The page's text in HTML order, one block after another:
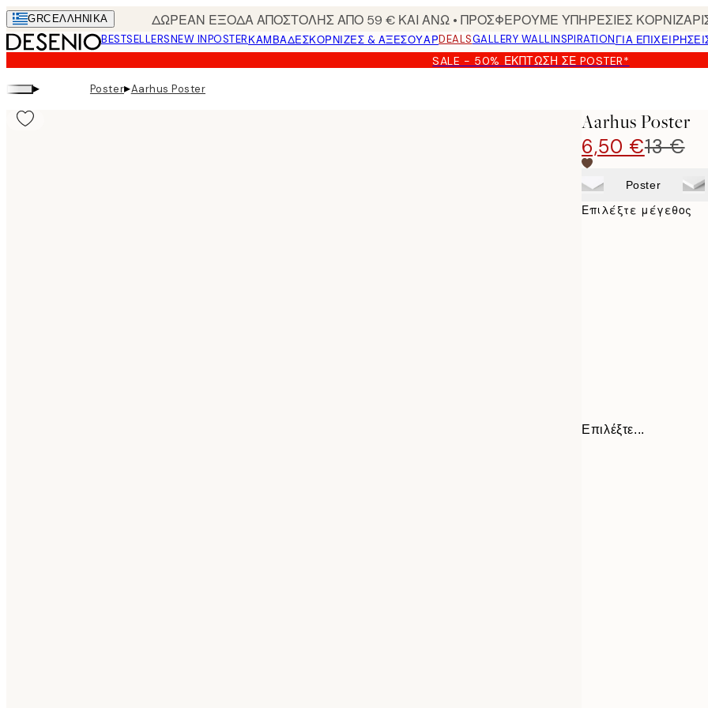
Skip
to
main
content.
GRC ΕΛΛΗΝΙΚΆ ΔΩΡΕΑΝ ΕΞΟΔΑ ΑΠΟΣΤΟΛΗΣ ΑΠΟ 59 € ΚΑΙ ΑΝΩ • ΠΡΟΣΦΕΡΟΥΜΕ ΥΠΗΡΕΣΙΕΣ
BESTSELLERSNEW INPOSTERΚΑΜΒΆΔΕΣΚΟΡΝΊΖΕΣ & ΑΞΕΣΟΥΆΡDEALSGALLERY WALLINSPIRATIONΓΙΑ
SALE - 50% ΈΚΠΤΩΣΗ ΣΕ POSTER*
▸ Poster▸Aarhus Poster
Aarhus Poster
6,50 €13 €
Poster
Επιλέξτε μέγεθος
Επιλέξτε...